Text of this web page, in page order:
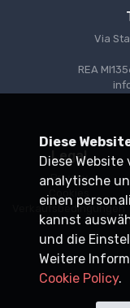
Via
REA
Legal
Privacy
Cookies
Verkaufsbedingungen
Diese
Diese
analytische
einen
kannst
und die
Weitere
Cookie Policy.